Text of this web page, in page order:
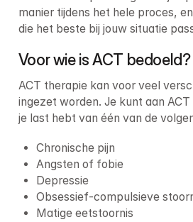
manier tijdens het hele proces,
die het beste bij jouw situatie
Voor wie is ACT bedoeld?
ACT therapie kan voor veel
ingezet worden. Je kunt aan
je last hebt van één van de
Chronische pijn
Angsten of fobie
Depressie
Obsessief-compulsieve
Matige eetstoornis